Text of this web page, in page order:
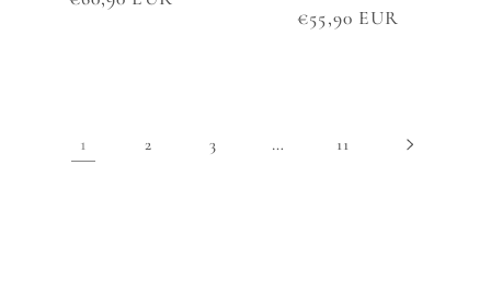
Normaler
€55,90 EUR
1 2 3 … 11